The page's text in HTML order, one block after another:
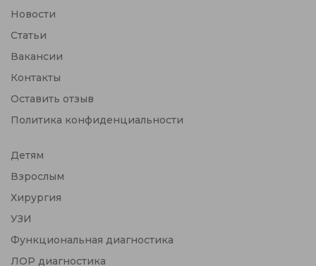
Новости
Статьи
Вакансии
Контакты
Оставить отзыв
Политика конфиденциальности
Детям
Взрослым
Хирургия
УЗИ
Функциональная диагностика
ЛОР диагностика